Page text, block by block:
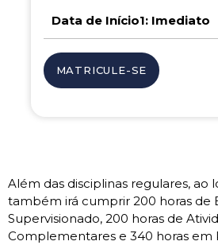
Data de Início1: Imediato
MATRICULE-SE
Além das disciplinas regulares, ao
também irá cumprir 200 horas de
Supervisionado, 200 horas de
Complementares e 340 horas em